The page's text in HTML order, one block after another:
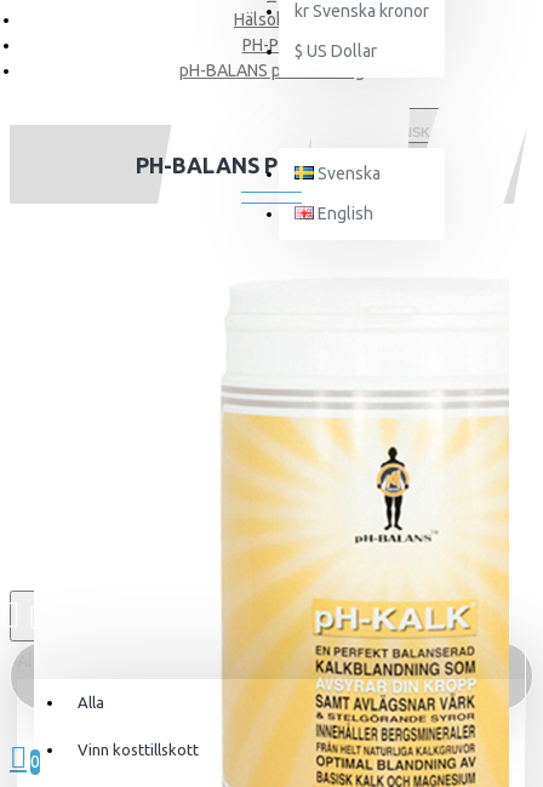
kr Svenska kronor
$ US Dollar
SVENSKA
Svenska
English
Alla
Alla
Vinn kosttillskott
0
Hälsokost
PH-Plus
pH-BALANS pH-Kalk 1 kg
PH-BALANS PH-KALK 1 KG